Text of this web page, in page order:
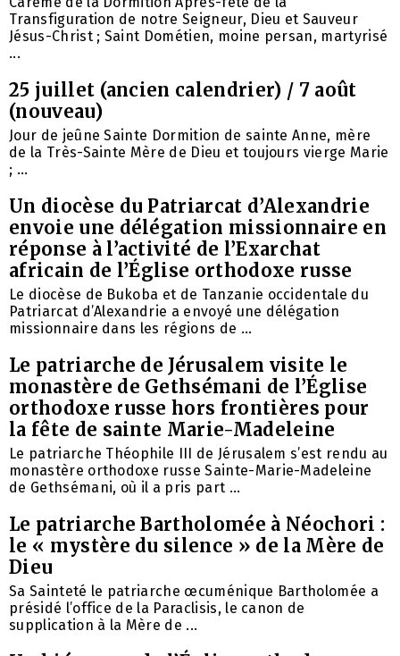
Transfiguration de notre Seigneur, Dieu et Sauveur
Jésus-Christ ; Saint Dométien, moine persan, martyrisé
...
25 juillet (ancien calendrier) / 7 août
(nouveau)
Jour de jeûne Sainte Dormition de sainte Anne, mère
de la Très-Sainte Mère de Dieu et toujours vierge Marie
; ...
Un diocèse du Patriarcat d’Alexandrie
envoie une délégation missionnaire en
réponse à l’activité de l’Exarchat
africain de l’Église orthodoxe russe
Le diocèse de Bukoba et de Tanzanie occidentale du
Patriarcat d’Alexandrie a envoyé une délégation
missionnaire dans les régions de ...
Le patriarche de Jérusalem visite le
monastère de Gethsémani de l’Église
orthodoxe russe hors frontières pour
la fête de sainte Marie-Madeleine
Le patriarche Théophile III de Jérusalem s’est rendu au
monastère orthodoxe russe Sainte-Marie-Madeleine
de Gethsémani, où il a pris part ...
Le patriarche Bartholomée à Néochori :
le « mystère du silence » de la Mère de
Dieu
Sa Sainteté le patriarche œcuménique Bartholomée a
présidé l’office de la Paraclisis, le canon de
supplication à la Mère de ...